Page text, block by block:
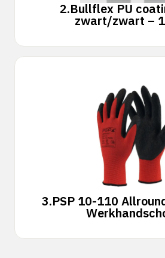
2.Bullflex PU
zwart/zwart –
3.PSP 10-110